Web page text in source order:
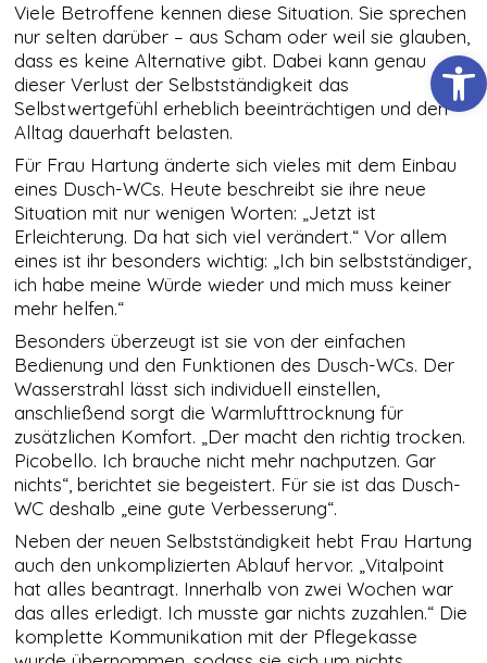
Viele Betroffene kennen diese Situation. Sie sprechen
nur selten darüber – aus Scham oder weil sie glauben,
dass es keine Alternative gibt. Dabei kann genau
dieser Verlust der Selbstständigkeit das
Selbstwertgefühl erheblich beeinträchtigen und den
Alltag dauerhaft belasten.
Für Frau Hartung änderte sich vieles mit dem Einbau
eines Dusch-WCs. Heute beschreibt sie ihre neue
Situation mit nur wenigen Worten: „Jetzt ist
Erleichterung. Da hat sich viel verändert.“ Vor allem
eines ist ihr besonders wichtig: „Ich bin selbstständiger,
ich habe meine Würde wieder und mich muss keiner
mehr helfen.“
Besonders überzeugt ist sie von der einfachen
Bedienung und den Funktionen des Dusch-WCs. Der
Wasserstrahl lässt sich individuell einstellen,
anschließend sorgt die Warmlufttrocknung für
zusätzlichen Komfort. „Der macht den richtig trocken.
Picobello. Ich brauche nicht mehr nachputzen. Gar
nichts“, berichtet sie begeistert. Für sie ist das Dusch-
WC deshalb „eine gute Verbesserung“.
Neben der neuen Selbstständigkeit hebt Frau Hartung
auch den unkomplizierten Ablauf hervor. „Vitalpoint
hat alles beantragt. Innerhalb von zwei Wochen war
das alles erledigt. Ich musste gar nichts zuzahlen.“ Die
komplette Kommunikation mit der Pflegekasse
STATISTIKEN
Damit wir die
Funktionalität
und die
Struktur der
Website
verbessern
basierend auf
der Nutzung
der Website
verwenden
Analysetool
zur
Auswertung
Statistiken.
Dieses
Analysetool
ist Google
Analytics.
DRITTANBIETER
EINBETTUNGEN
Derzeit
verwenden wir
nur Google Maps
und Youtube als
sogenanntes
Embed. Google
Maps Karten und